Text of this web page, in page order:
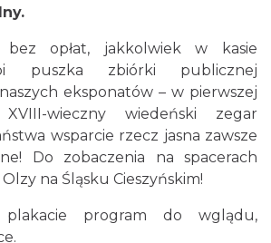
2026-08-30
opłat, jakkolwiek w kasie
puszka zbiórki publicznej
eksponatów – w pierwszej
wieczny wiedeński zegar
wsparcie rzecz jasna zawsze
Do zobaczenia na spacerach
na Śląsku Cieszyńskim!
plakacie program do wglądu,